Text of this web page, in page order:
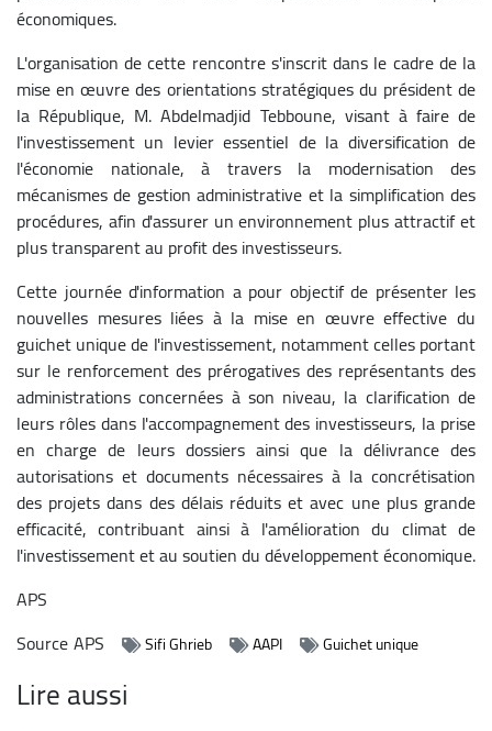
économiques.
L'organisation de cette rencontre s'inscrit dans le cadre de la
mise en œuvre des orientations stratégiques du président de
la République, M. Abdelmadjid Tebboune, visant à faire de
l'investissement un levier essentiel de la diversification de
l'économie nationale, à travers la modernisation des
mécanismes de gestion administrative et la simplification des
procédures, afin d'assurer un environnement plus attractif et
plus transparent au profit des investisseurs.
Cette journée d'information a pour objectif de présenter les
nouvelles mesures liées à la mise en œuvre effective du
guichet unique de l'investissement, notamment celles portant
sur le renforcement des prérogatives des représentants des
administrations concernées à son niveau, la clarification de
leurs rôles dans l'accompagnement des investisseurs, la prise
en charge de leurs dossiers ainsi que la délivrance des
autorisations et documents nécessaires à la concrétisation
des projets dans des délais réduits et avec une plus grande
efficacité, contribuant ainsi à l'amélioration du climat de
l'investissement et au soutien du développement économique.
APS
SourceAPS Sifi Ghrieb AAPI Guichet unique
Lire aussi